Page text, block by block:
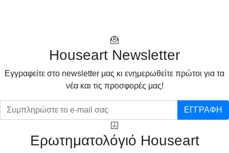
Houseart Newsletter
Eγγραφείτε στο newsletter μας κι ενημερωθείτε πρώτοι για τα
νέα και τις προσφορές μας!
ΕΓΓΡΑΦΗ
Ερωτηματολόγιό Houseart